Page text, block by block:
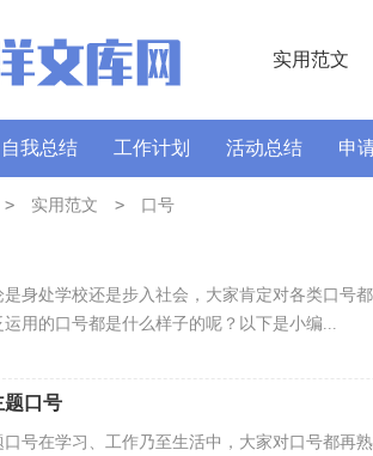
实用范文
自我总结 工作计划 活动总结 申
稿 通讯稿 口号
> 实用范文 > 口号
身处学校还是步入社会，大家肯定对各类口号
用的口号都是什么样子的呢？以下是小编...
题口号
号在学习、工作乃至生活中，大家对口号都再